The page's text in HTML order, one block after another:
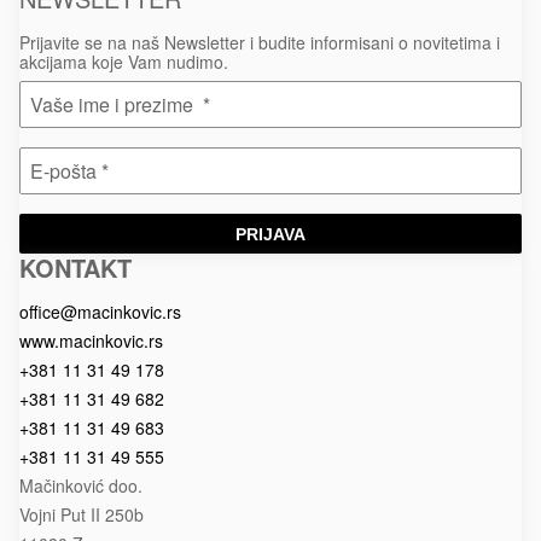
Prijavite se na naš Newsletter i budite informisani o novitetima i
akcijama koje Vam nudimo.
PRIJAVA
Macinkovic
Macinkovic
https://www.macinkovic.rs/wp-
KONTAKT
office@macinkovic.rs
www.macinkovic.rs
+381 11 31 49 178
+381 11 31 49 682
+381 11 31 49 683
+381 11 31 49 555
Mačinković doo.
Vojni Put II 250b